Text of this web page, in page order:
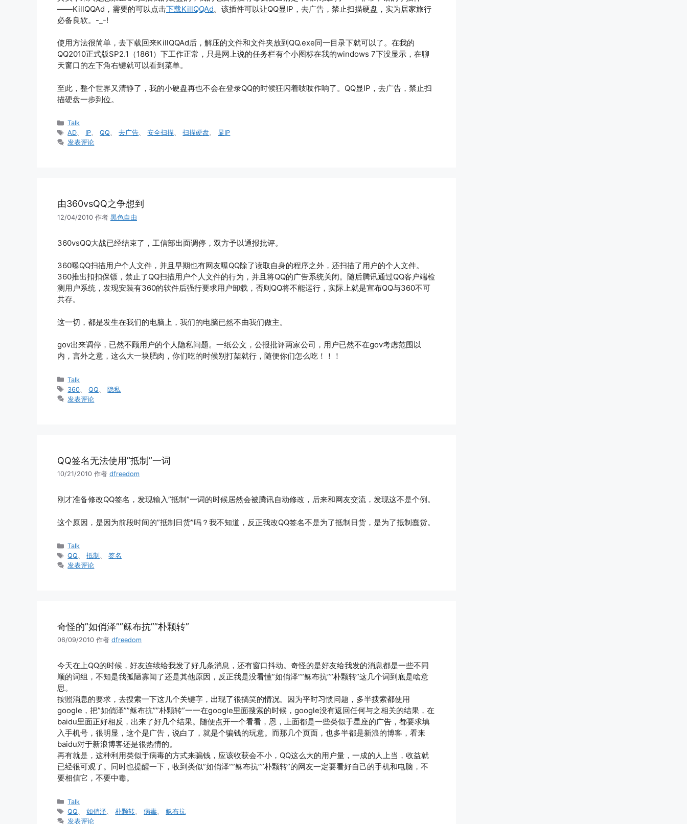
——KillQQAd，需要的可以点击下载KillQQAd。该插件可以让QQ显IP，去广告，禁止扫描硬盘，实为居家旅行
必备良软。-_-!
使用方法很简单，去下载回来KillQQAd后，解压的文件和文件夹放到QQ.exe同一目录下就可以了。在我的
QQ2010正式版SP2.1（1861）下工作正常，只是网上说的任务栏有个小图标在我的windows 7下没显示，在聊
天窗口的左下角右键就可以看到菜单。
至此，整个世界又清静了，我的小硬盘再也不会在登录QQ的时候狂闪着吱吱作响了。QQ显IP，去广告，禁止扫
描硬盘一步到位。
分
类
Talk
标
签
AD、 IP、QQ、去广告、安全扫描、扫描硬盘、 显IP
发表评论
由360vsQQ之争想到
12/04/2010 作者 黑色自由
360vsQQ大战已经结束了，工信部出面调停，双方予以通报批评。
360曝QQ扫描用户个人文件，并且早期也有网友曝QQ除了读取自身的程序之外，还扫描了用户的个人文件。
360推出扣扣保镖，禁止了QQ扫描用户个人文件的行为，并且将QQ的广告系统关闭。随后腾讯通过QQ客户端检
测用户系统，发现安装有360的软件后强行要求用户卸载，否则QQ将不能运行，实际上就是宣布QQ与360不可
共存。
这一切，都是发生在我们的电脑上，我们的电脑已然不由我们做主。
gov出来调停，已然不顾用户的个人隐私问题。一纸公文，公报批评两家公司，用户已然不在gov考虑范围以
内，言外之意，这么大一块肥肉，你们吃的时候别打架就行，随便你们怎么吃！！！
分
类
Talk
标
签
360 、QQ 、隐私
发表评论
QQ签名无法使用”抵制”一词
10/21/2010 作者 dfreedom
刚才准备修改QQ签名，发现输入”抵制”一词的时候居然会被腾讯自动修改，后来和网友交流，发现这不是个例。
这个原因，是因为前段时间的”抵制日货”吗？我不知道，反正我改QQ签名不是为了抵制日货，是为了抵制蠢货。
分
类
Talk
标
签
QQ、抵制 、签名
发表评论
奇怪的”如俏泽””稣布抗””朴颗转”
06/09/2010 作者 dfreedom
今天在上QQ的时候，好友连续给我发了好几条消息，还有窗口抖动。奇怪的是好友给我发的消息都是一些不同
顺的词组，不知是我孤陋寡闻了还是其他原因，反正我是没看懂”如俏泽””稣布抗””朴颗转”这几个词到底是啥意
思。
按照消息的要求，去搜索一下这几个关键字，出现了很搞笑的情况。因为平时习惯问题，多半搜索都使用
google，把”如俏泽””稣布抗””朴颗转”一一在google里面搜索的时候，google没有返回任何与之相关的结果，在
baidu里面正好相反，出来了好几个结果。随便点开一个看看，恩，上面都是一些类似于星座的广告，都要求填
入手机号，很明显，这个是广告，说白了，就是个骗钱的玩意。而那几个页面，也多半都是新浪的博客，看来
baidu对于新浪博客还是很热情的。
再有就是，这种利用类似于病毒的方式来骗钱，应该收获会不小，QQ这么大的用户量，一成的人上当，收益就
已经很可观了。同时也提醒一下，收到类似”如俏泽””稣布抗””朴颗转”的网友一定要看好自己的手机和电脑，不
要相信它，不要中毒。
分
类
Talk
标
签
QQ 、如俏泽 、朴颗转 、病毒 、稣布抗
发表评论